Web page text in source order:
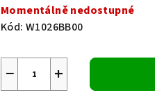
cena:
Momentálně nedostupné
Kód: W1026BB00
+
−